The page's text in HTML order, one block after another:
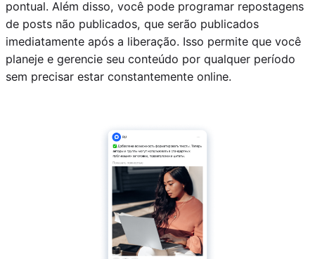
pontual. Além disso, você pode programar repostagens
de posts não publicados, que serão publicados
imediatamente após a liberação. Isso permite que você
planeje e gerencie seu conteúdo por qualquer período
sem precisar estar constantemente online.